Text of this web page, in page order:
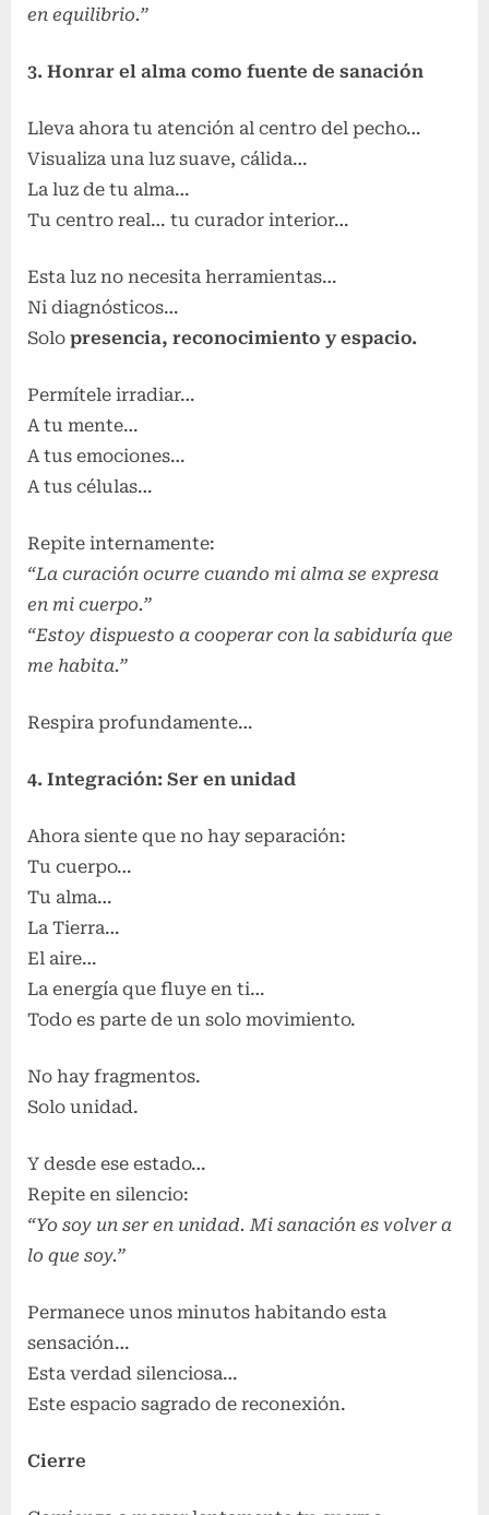
en equilibrio.”
3. Honrar el alma como fuente de sanación
Lleva ahora tu atención al centro del pecho…
Visualiza una luz suave, cálida…
La luz de tu alma…
Tu centro real… tu curador interior…
Esta luz no necesita herramientas…
Ni diagnósticos…
Solo presencia, reconocimiento y espacio.
Permítele irradiar…
A tu mente…
A tus emociones…
A tus células…
Repite internamente:
“La curación ocurre cuando mi alma se expresa
en mi cuerpo.”
“Estoy dispuesto a cooperar con la sabiduría que
me habita.”
Respira profundamente…
4. Integración: Ser en unidad
Ahora siente que no hay separación:
Tu cuerpo…
Tu alma…
La Tierra…
El aire…
La energía que fluye en ti…
Todo es parte de un solo movimiento.
No hay fragmentos.
Solo unidad.
Y desde ese estado…
Repite en silencio:
“Yo soy un ser en unidad. Mi sanación es volver a
lo que soy.”
Permanece unos minutos habitando esta
sensación…
Esta verdad silenciosa…
Este espacio sagrado de reconexión.
Cierre